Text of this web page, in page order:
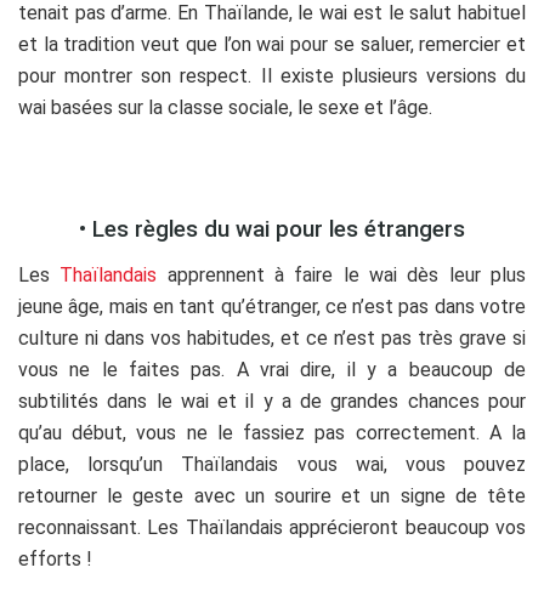
tenait pas d’arme. En Thaïlande, le wai est le salut habituel
et la tradition veut que l’on wai pour se saluer, remercier et
pour montrer son respect. Il existe plusieurs versions du
wai basées sur la classe sociale, le sexe et l’âge.
• Les règles du wai pour les étrangers
Les Thaïlandais apprennent à faire le wai dès leur plus
jeune âge, mais en tant qu’étranger, ce n’est pas dans votre
culture ni dans vos habitudes, et ce n’est pas très grave si
vous ne le faites pas. A vrai dire, il y a beaucoup de
subtilités dans le wai et il y a de grandes chances pour
qu’au début, vous ne le fassiez pas correctement. A la
place, lorsqu’un Thaïlandais vous wai, vous pouvez
retourner le geste avec un sourire et un signe de tête
reconnaissant. Les Thaïlandais apprécieront beaucoup vos
efforts !